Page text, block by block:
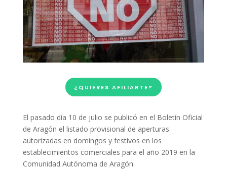
¿QUIERES AFILIARTE?
El pasado día 10 de julio se publicó en el Boletín Oficial
de Aragón el listado provisional de aperturas
autorizadas en domingos y festivos en los
establecimientos comerciales para el año 2019 en la
Comunidad Autónoma de Aragón.